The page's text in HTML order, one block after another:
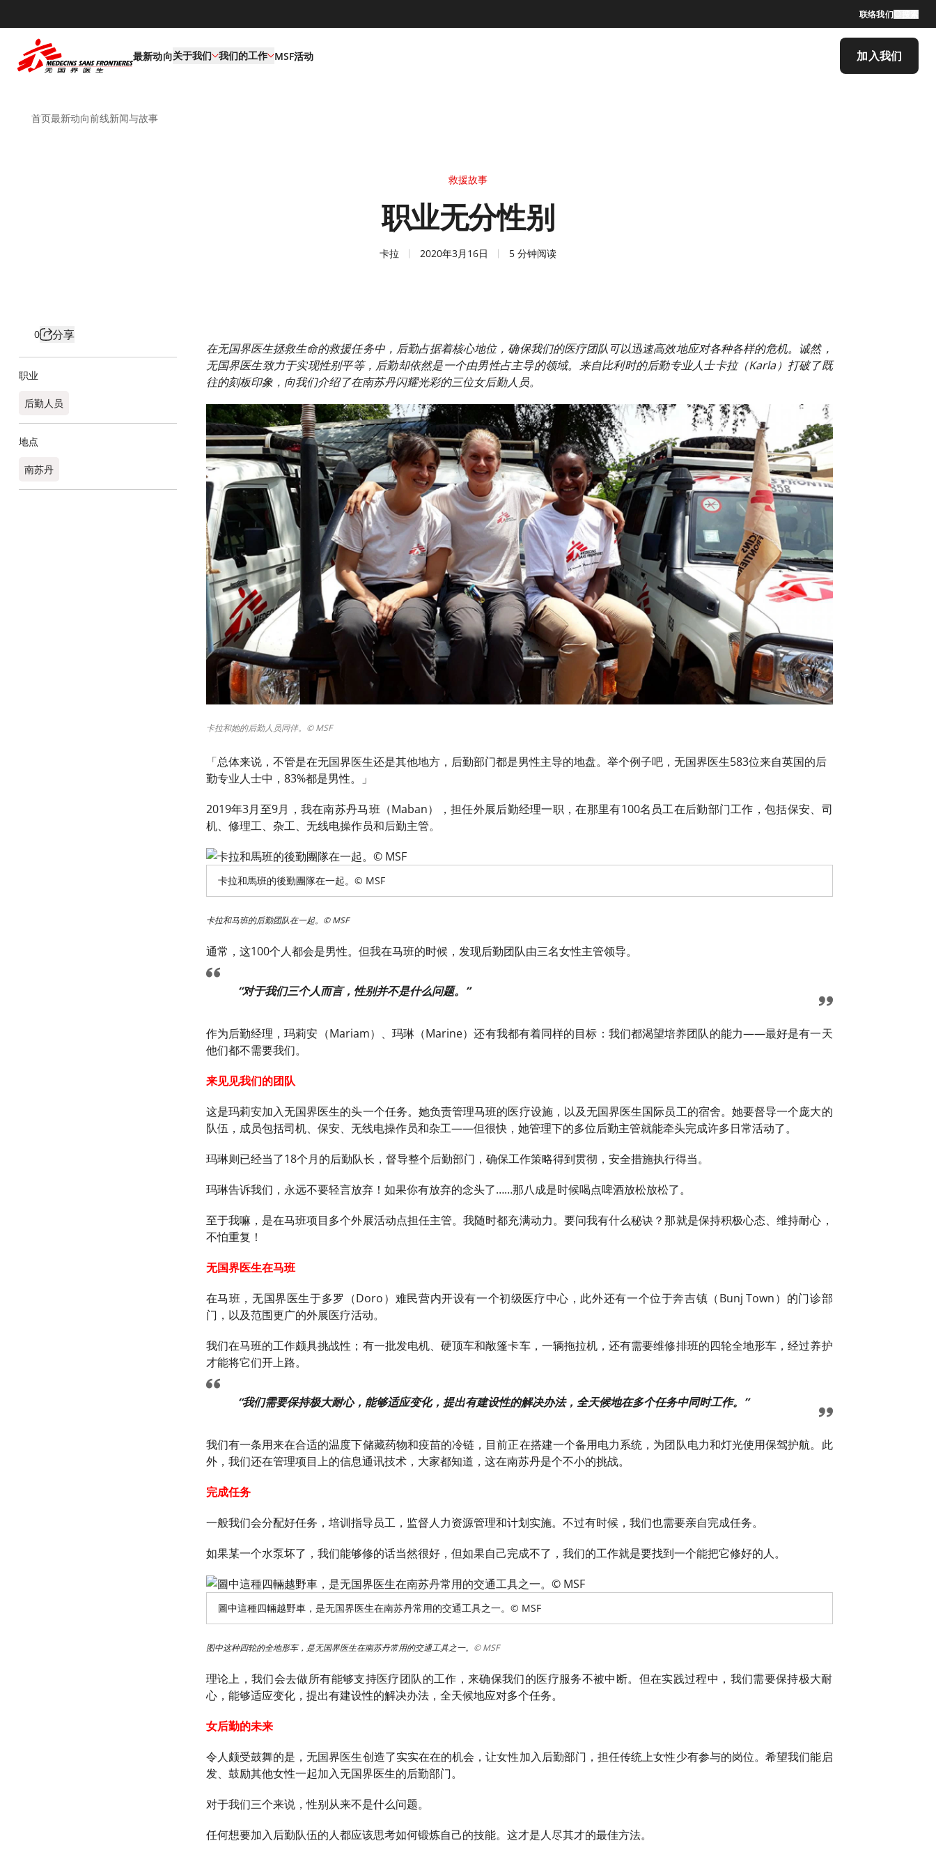
联络我们
最新动向关于我们 我们的工作 MSF活动 加入我们
首页最新动向前线新闻与故事
救援故事
职业无分性别
卡拉 2020年3月16日 5 分钟阅读
0 分享
职业
后勤人员
地点
南苏丹
在无国界医生拯救生命的救援任务中，后勤占据着核心地位，确保我们的医疗团队可以迅速高效地应对各种各样的危机。诚然，
无国界医生致力于实现性别平等，后勤却依然是一个由男性占主导的领域。来自比利时的后勤专业人士卡拉（Karla）打破了既
往的刻板印象，向我们介绍了在南苏丹闪耀光彩的三位女后勤人员。
卡拉和她的后勤人员同伴。© MSF
「总体来说，不管是在无国界医生还是其他地方，后勤部门都是男性主导的地盘。举个例子吧，无国界医生583位来自英国的后
勤专业人士中，83%都是男性。」
2019年3月至9月，我在南苏丹马班（Maban），担任外展后勤经理一职，在那里有100名员工在后勤部门工作，包括保安、司
机、修理工、杂工、无线电操作员和后勤主管。
卡拉和馬班的後勤團隊在一起。© MSF
卡拉和马班的后勤团队在一起。© MSF
通常，这100个人都会是男性。但我在马班的时候，发现后勤团队由三名女性主管领导。
“对于我们三个人而言，性别并不是什么问题。”
作为后勤经理，玛莉安（Mariam）、玛琳（Marine）还有我都有着同样的目标：我们都渴望培养团队的能力——最好是有一天
他们都不需要我们。
来见见我们的团队
这是玛莉安加入无国界医生的头一个任务。她负责管理马班的医疗设施，以及无国界医生国际员工的宿舍。她要督导一个庞大的
队伍，成员包括司机、保安、无线电操作员和杂工——但很快，她管理下的多位后勤主管就能牵头完成许多日常活动了。
玛琳则已经当了18个月的后勤队长，督导整个后勤部门，确保工作策略得到贯彻，安全措施执行得当。
玛琳告诉我们，永远不要轻言放弃！如果你有放弃的念头了……那八成是时候喝点啤酒放松放松了。
至于我嘛，是在马班项目多个外展活动点担任主管。我随时都充满动力。要问我有什么秘诀？那就是保持积极心态、维持耐心，
不怕重复！
无国界医生在马班
在马班，无国界医生于多罗（Doro）难民营内开设有一个初级医疗中心，此外还有一个位于奔吉镇（Bunj Town）的门诊部
门，以及范围更广的外展医疗活动。
我们在马班的工作颇具挑战性；有一批发电机、硬顶车和敞篷卡车，一辆拖拉机，还有需要维修排班的四轮全地形车，经过养护
才能将它们开上路。
“我们需要保持极大耐心，能够适应变化，提出有建设性的解决办法，全天候地在多个任务中同时工作。”
我们有一条用来在合适的温度下储藏药物和疫苗的冷链，目前正在搭建一个备用电力系统，为团队电力和灯光使用保驾护航。此
外，我们还在管理项目上的信息通讯技术，大家都知道，这在南苏丹是个不小的挑战。
完成任务
一般我们会分配好任务，培训指导员工，监督人力资源管理和计划实施。不过有时候，我们也需要亲自完成任务。
如果某一个水泵坏了，我们能够修的话当然很好，但如果自己完成不了，我们的工作就是要找到一个能把它修好的人。
圖中這種四輛越野車，是无国界医生在南苏丹常用的交通工具之一。© MSF
图中这种四轮的全地形车，是无国界医生在南苏丹常用的交通工具之一。 © MSF
理论上，我们会去做所有能够支持医疗团队的工作，来确保我们的医疗服务不被中断。但在实践过程中，我们需要保持极大耐
心，能够适应变化，提出有建设性的解决办法，全天候地应对多个任务。
女后勤的未来
令人颇受鼓舞的是，无国界医生创造了实实在在的机会，让女性加入后勤部门，担任传统上女性少有参与的岗位。希望我们能启
发、鼓励其他女性一起加入无国界医生的后勤部门。
对于我们三个来说，性别从来不是什么问题。
任何想要加入后勤队伍的人都应该思考如何锻炼自己的技能。这才是人尽其才的最佳方法。